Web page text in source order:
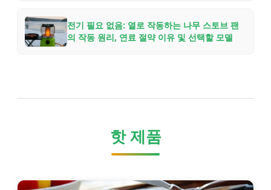
전기 필요 없음: 열로 작동하는 나무 스토브 팬
의 작동 원리, 연료 절약 이유 및 선택할 모델
핫 제품